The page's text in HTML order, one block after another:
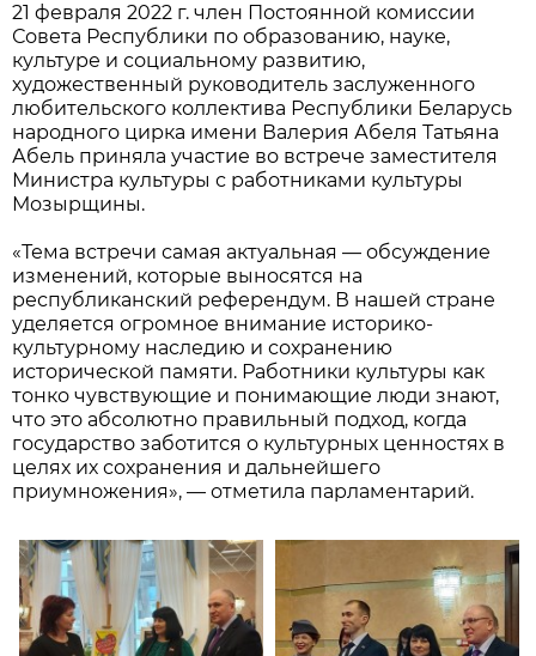
21 февраля 2022 г. член Постоянной комиссии
Совета Республики по образованию, науке,
культуре и социальному развитию,
художественный руководитель заслуженного
любительского коллектива Республики Беларусь
народного цирка имени Валерия Абеля Татьяна
Абель приняла участие во встрече заместителя
Министра культуры с работниками культуры
Мозырщины.
«Тема встречи самая актуальная — обсуждение
изменений, которые выносятся на
республиканский референдум. В нашей стране
уделяется огромное внимание историко-
культурному наследию и сохранению
исторической памяти. Работники культуры как
тонко чувствующие и понимающие люди знают,
что это абсолютно правильный подход, когда
государство заботится о культурных ценностях в
целях их сохранения и дальнейшего
приумножения», — отметила парламентарий.